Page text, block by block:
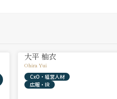
大平 柚衣
Ohira Yui
CxO・経営人材
広報・IR